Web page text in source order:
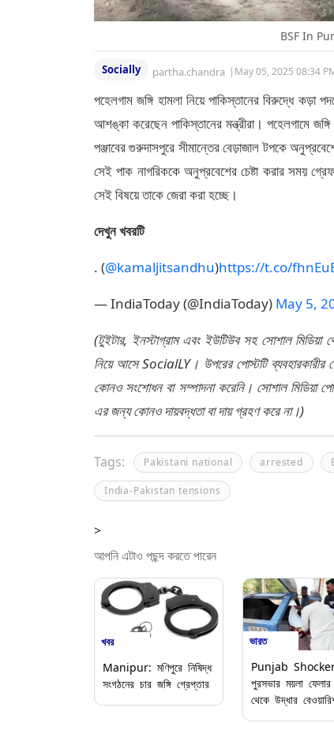
BSF In
Socially partha.chandra | May 05, 2025 08:34
পহেলগাম জঙ্গি হামলা নিয়ে পাকিস্তানের বিরুদ্ধে
আশঙ্কা করেছেন পাকিস্তানের মন্ত্রীরা। পহেলগামে
পঞ্জাবের গুরুদাসপুরে সীমান্তের বেড়াজাল টপকে
সেই পাক নাগরিককে অনুপ্রবেশের চেষ্টা করার সময়
সেই বিষয়ে তাকে জেরা করা হচ্ছে।
দেখুন খবরটি
. (@kamaljitsandhu)https://t.co/
— IndiaToday (@IndiaToday) May 5,
(টুইটার, ইনস্টাগ্রাম এবং ইউটিউব সহ সোশাল মিডিয়া
নিয়ে আসে SocialLY। উপরের পোস্টটি ব্যবহারকারীর
কোনও সংশোধন বা সম্পাদনা করেনি। সোশাল মিডিয়া
এর জন্য কোনও দায়বদ্ধতা বা দায় গ্রহণ করে না।)
Tags: Pakistani national arrested
India-Pakistan tensions
>
আপনি এটাও পছন্দ করতে পারেন
খবর
Manipur: মণিপুরে নিষিদ্ধ
সংগঠনের চার জঙ্গি গ্রেপ্তার
ভারত
Punjab
পুরসভার ময়লা ফেলার
থেকে উদ্ধার